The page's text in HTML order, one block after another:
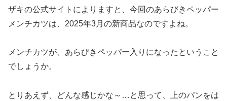
ザキの公式サイトによりますと、今回のあらびきペッパー
メンチカツは、2025年3月の新商品なのですよね。
メンチカツが、あらびきペッパー入りになったということ
でしょうか。
とりあえず、どんな感じかな～…と思って、上のパンをは